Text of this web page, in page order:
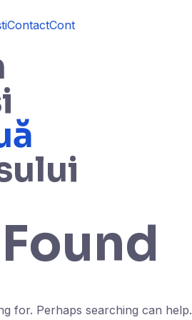
ContactCont
for. Perhaps searching can help.